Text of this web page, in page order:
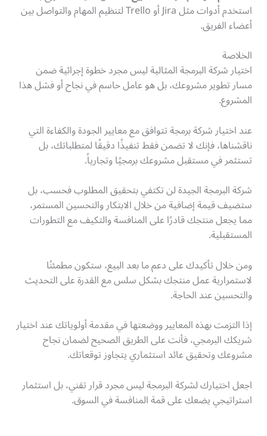
استخدم أدوات مثل Jira أو Trello لتنظيم المهام والتواصل بين
أعضاء الفريق.
الخلاصة
اختيار شركة البرمجة المثالية ليس مجرد خطوة إجرائية ضمن
مسار تطوير مشروعك، بل هو عامل حاسم في نجاح أو فشل هذا
المشروع.
عند اختيار شركة برمجة تتوافق مع معايير الجودة والكفاءة التي
ناقشناها، فإنك لا تضمن فقط تنفيذًا دقيقًا لمتطلباتك، بل
تستثمر في مستقبل مشروعك برمجيًا وتجارياً.
شركة البرمجة الجيدة لن تكتفي بتحقيق المطلوب فحسب، بل
ستضيف قيمة إضافية من خلال الابتكار والتحسين المستمر،
مما يجعل منتجك قادرًا على المنافسة والتكيف مع التطورات
المستقبلية.
ومن خلال تأكيدك على دعم ما بعد البيع، ستكون مطمئنًا
لاستمرارية عمل منتجك بشكل سلس مع القدرة على التحديث
والتحسين عند الحاجة.
إذا التزمت بهذه المعايير ووضعتها في مقدمة أولوياتك عند اختيار
شريكك البرمجي، فأنت على الطريق الصحيح لضمان نجاح
مشروعك وتحقيق عائد استثماري يتجاوز توقعاتك.
اجعل اختيارك لشركة البرمجة ليس مجرد قرار تقني، بل استثمار
استراتيجي يضعك على قمة المنافسة في السوق.